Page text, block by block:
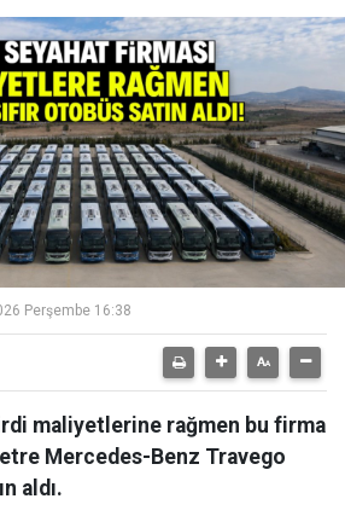
Perşembe 16:38
maliyetlerine rağmen bu firma
Mercedes-Benz Travego
aldı.